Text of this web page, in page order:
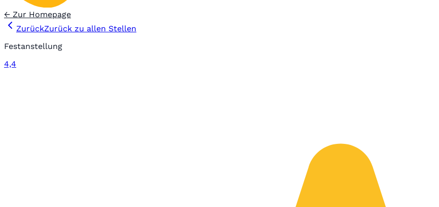
← Zur Homepage
ZurückZurück zu allen Stellen
Festanstellung
4,4